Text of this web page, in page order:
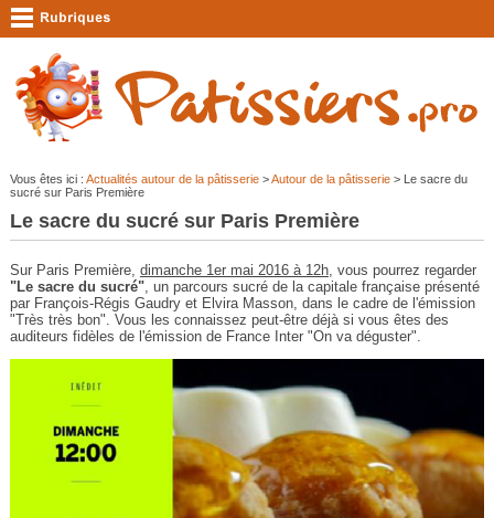
Vous êtes ici : Actualités autour de la pâtisserie>Autour de la pâtisserie> Le sacre du
sucré sur Paris Première
Le sacre du sucré sur Paris Première
Sur Paris Première, dimanche 1er mai 2016 à 12h, vous pourrez regarder
"Le sacre du sucré", un parcours sucré de la capitale française présenté
par François-Régis Gaudry et Elvira Masson, dans le cadre de l'émission
"Très très bon". Vous les connaissez peut-être déjà si vous êtes des
auditeurs fidèles de l'émission de France Inter "On va déguster".